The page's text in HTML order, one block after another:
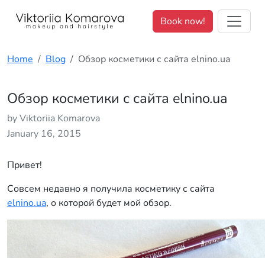
Book now!
Home Blog Обзор косметики с сайта elnino.ua
Обзор косметики с сайта elnino.ua
by Viktoriia Komarova
January 16, 2015
Привет!
Совсем недавно я получила косметику с сайта
elnino.ua, о которой будет мой обзор.
We value your privacy. <p>We use cookies to enhance your